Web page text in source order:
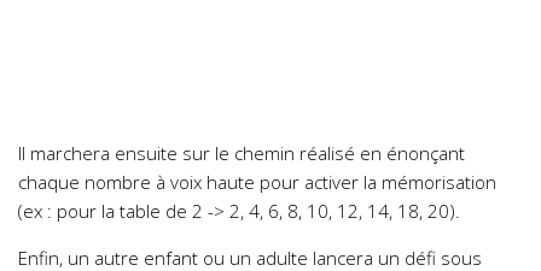
Il marchera ensuite sur le chemin réalisé en énonçant
chaque nombre à voix haute pour activer la mémorisation
(ex : pour la table de 2 -> 2, 4, 6, 8, 10, 12, 14, 18, 20).
Enfin, un autre enfant ou un adulte lancera un défi sous